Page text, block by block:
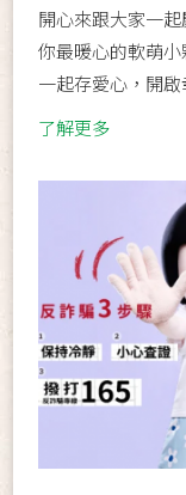
開心來跟大家一
你最暖心的軟萌
一起存愛心，開啟
了解更多